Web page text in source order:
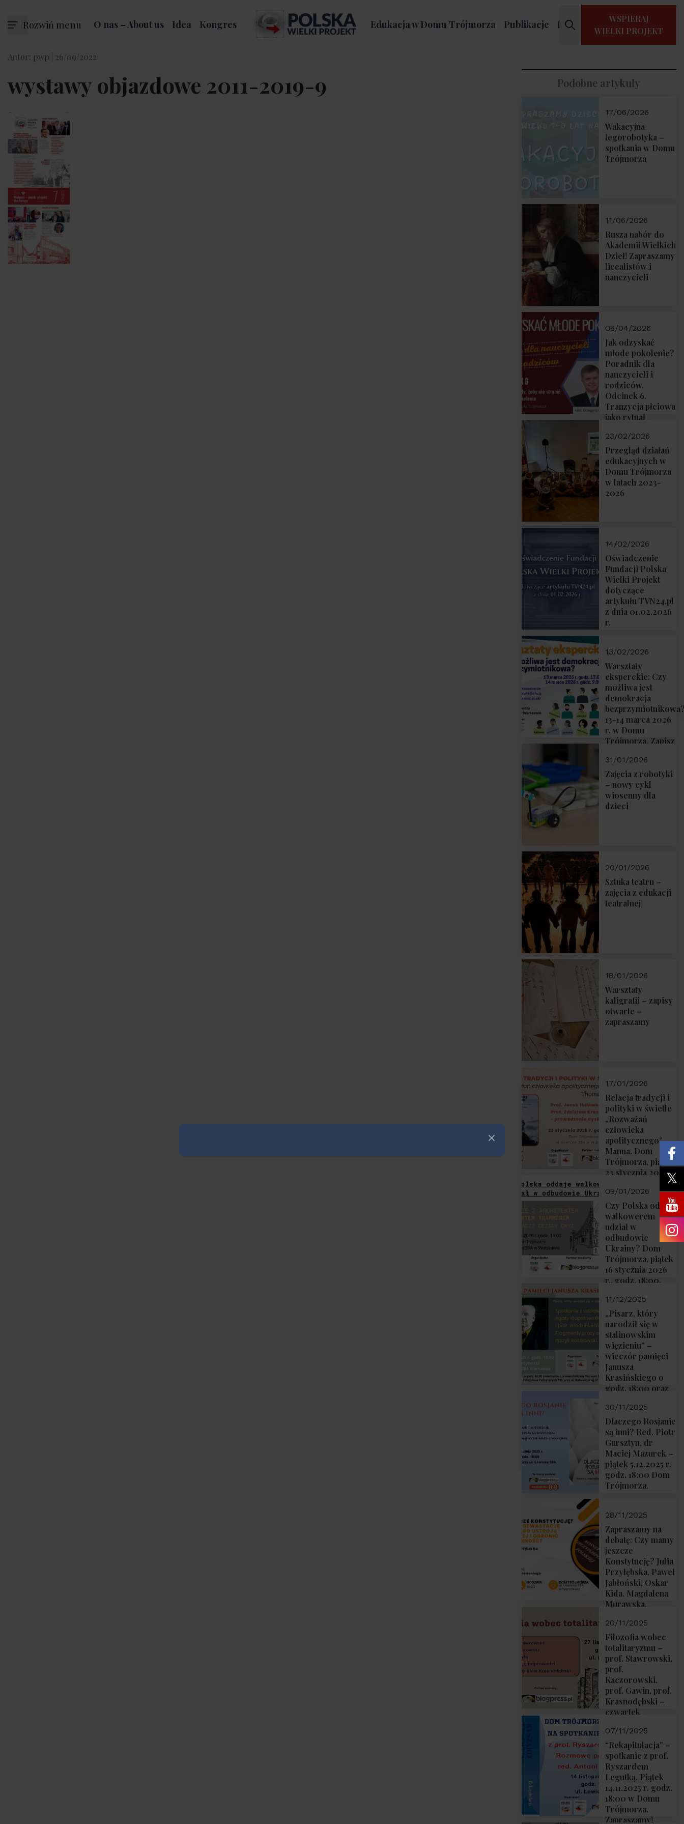
Rozwiń menu O nas – About us Idea Kongres Edukacja w Domu Trójmorza Publikacje Kontakt
WSPIERAJ
WIELKI PROJEKT
Autor: pwp | 26/09/2022
wystawy objazdowe 2011-2019-9 Podobne artykuły
17/06/2026
Wakacyjna
legorobotyka –
spotkania w Domu
Trójmorza
11/06/2026
Rusza nabór do
Akademii Wielkich
Dzieł! Zapraszamy
licealistów i
nauczycieli
08/04/2026
Jak odzyskać
młode pokolenie?
Poradnik dla
nauczycieli i
rodziców.
Odcinek 6.
Tranzycja płciowa
jako rytuał
Rozmawiają red.
Grzegorz Górny i
prof. Michał
Łuczewski
23/02/2026
Przegląd działań
edukacyjnych w
Domu Trójmorza
w latach 2023-
2026
14/02/2026
Oświadczenie
Fundacji Polska
Wielki Projekt
dotyczące
artykułu TVN24.pl
z dnia 01.02.2026
r.
13/02/2026
Warsztaty
eksperckie: Czy
możliwa jest
demokracja
13-14 marca 2026
r. w Domu
Trójmorza. Zapisz
31/01/2026
Zajęcia z robotyki
– nowy cykl
wiosenny dla
dzieci
20/01/2026
Sztuka teatru –
zajęcia z edukacji
teatralnej
18/01/2026
Warsztaty
kaligrafii – zapisy
otwarte –
zapraszamy
17/01/2026
Relacja tradycji i
polityki w świetle
„Rozważań
człowieka
apolitycznego”
Manna. Dom
Trójmorza, piątek
23 stycznia 2026
Zapraszamy!
09/01/2026
Czy Polska oddaje
walkowerem
udział w
odbudowie
Ukrainy? Dom
Trójmorza, piątek
16 stycznia 2026
r., godz. 18:00.
11/12/2025
„Pisarz, który
narodził się w
stalinowskim
więzieniu” –
wieczór pamięci
Janusza
Krasińskiego o
godz. 18:00 oraz
Muzeum
Żołnierzy
Wyklętych i
Więźniów
Politycznych PRL
o godz. 16:00 – 19
grudnia 2025 r.
30/11/2025
Dlaczego Rosjanie
są inni? Red. Piotr
Gursztyn, dr
Maciej Mazurek –
piątek 5.12.2025 r.
godz. 18:00 Dom
Trójmorza.
28/11/2025
Zapraszamy na
debatę: Czy mamy
jeszcze
Konstytucję? Julia
Przyłębska, Paweł
Jabłoński, Oskar
Kida, Magdalena
Murawska,
Sobolewski – 4
grudnia 2025 r.
godz. 18:00.
20/11/2025
Filozofia wobec
totalitaryzmu –
prof. Stawrowski,
prof.
Kaczorowski,
prof. Gawin, prof.
Krasnodębski –
czwartek
18:00
07/11/2025
“Rekapitulacja” –
spotkanie z prof.
Ryszardem
Legutką. Piątek
14.11.2025 r. godz.
18:00 w Domu
Trójmorza.
Zapraszamy!
Zamknij